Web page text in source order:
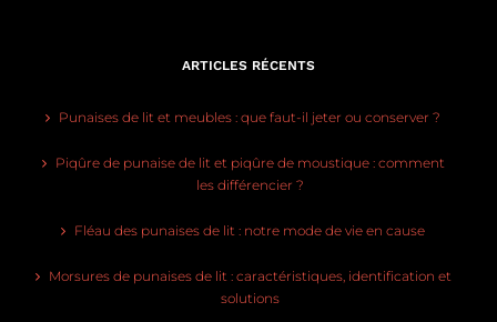
ARTICLES RÉCENTS
Punaises de lit et meubles : que faut-il jeter ou conserver ?
Piqûre de punaise de lit et piqûre de moustique : comment
les différencier ?
Fléau des punaises de lit : notre mode de vie en cause
Morsures de punaises de lit : caractéristiques, identification et
solutions